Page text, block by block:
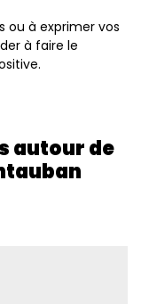
ou à exprimer vos
à faire le
autour de